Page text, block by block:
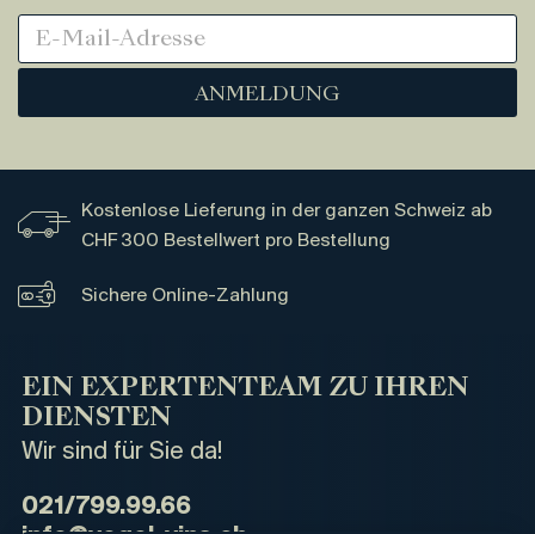
ANMELDUNG
Kostenlose Lieferung in der ganzen Schweiz ab
CHF 300 Bestellwert pro Bestellung
Sichere Online-Zahlung
EIN EXPERTENTEAM ZU IHREN
DIENSTEN
Wir sind für Sie da!
021/799.99.66